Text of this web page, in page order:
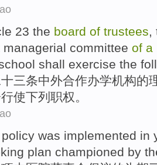
23 the board of trustees,
managerial committee of a
shall exercise the
三条中外合作办学机构的
行使下列 职权。
was implemented in
plan championed by